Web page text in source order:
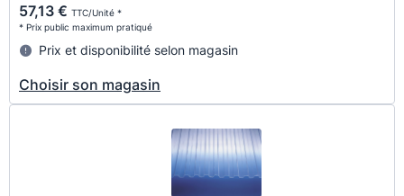
57,13 € TTC/Unité *
* Prix public maximum pratiqué
Prix et disponibilité selon magasin
Choisir son magasin